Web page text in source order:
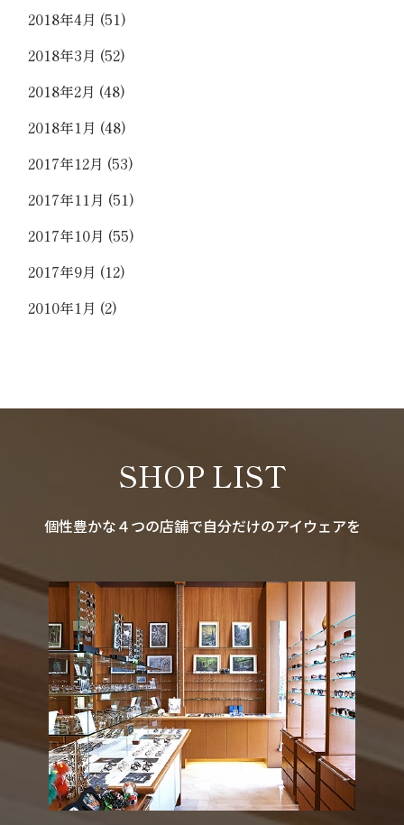
2018年4月 (51)
2018年3月 (52)
2018年2月 (48)
2018年1月 (48)
2017年12月 (53)
2017年11月 (51)
2017年10月 (55)
2017年9月 (12)
2010年1月 (2)
SHOP LIST
個性豊かな４つの店舗で自分だけのアイウェアを